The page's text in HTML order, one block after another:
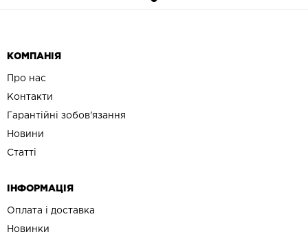
КОМПАНІЯ
Про нас
Контакти
Гарантійні зобов'язання
Новини
Статті
ІНФОРМАЦІЯ
Оплата і доставка
Новинки